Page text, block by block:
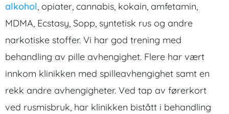
alkohol, opiater, cannabis, kokain, amfetamin,
MDMA, Ecstasy, Sopp, syntetisk rus og andre
narkotiske stoffer. Vi har god trening med
behandling av pille avhengighet. Flere har vært
innkom klinikken med spilleavhengighet samt en
rekk andre avhengigheter. Ved tap av førerkort
ved rusmisbruk, har klinikken bistått i behandling